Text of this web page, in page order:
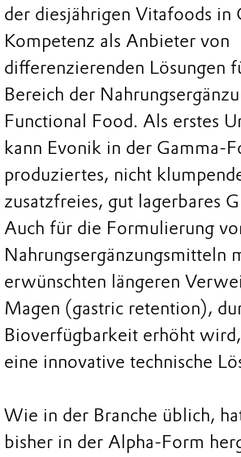
der diesjährigen Vitafoods in
Kompetenz als Anbieter von
differenzierenden Lösungen
Bereich der
Functional Food. Als erstes
kann Evonik in der Gamma-
produziertes, nicht
zusatzfreies, gut lagerbares
Auch für die Formulierung
Nahrungsergänzungsmitteln
erwünschten längeren
Magen (gastric retention),
Bioverfügbarkeit erhöht
eine innovative technische
Wie in der Branche üblich,
bisher in der Alpha-Form